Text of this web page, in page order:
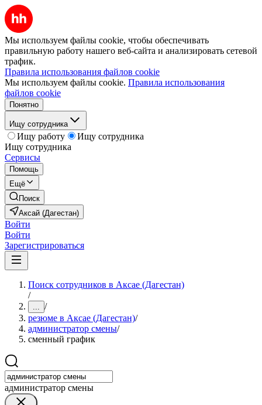
Мы используем файлы cookie, чтобы обеспечивать
правильную работу нашего веб-сайта и анализировать сетевой
трафик.
Правила использования файлов cookie
Мы используем файлы cookie. Правила использования
файлов cookie
Понятно
Ищу сотрудника
Ищу работу
Ищу сотрудника
Ищу сотрудника
Сервисы
Помощь
Ещё
Поиск
Аксай (Дагестан)
Войти
Войти
Зарегистрироваться
Поиск сотрудников в Аксае (Дагестан)
/
... /
резюме в Аксае (Дагестан)/
администратор смены/
сменный график
администратор смены